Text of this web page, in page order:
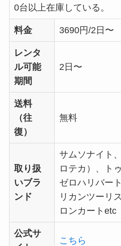
0台以上在庫している。
料金 3690円/2日〜
レンタ
ル可能
期間
2日〜
送料
（往
復）
無料
取り扱
いブラ
ンド
サムソナイト
ロテカ）、トゥ
ゼロハリバー
リカンツーリ
ロンカートetc
公式サ
こちら